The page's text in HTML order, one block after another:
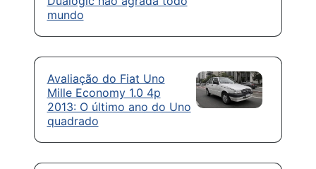
mundo
Avaliação do Fiat Uno
Mille Economy 1.0 4p
2013: O último ano do Uno
quadrado